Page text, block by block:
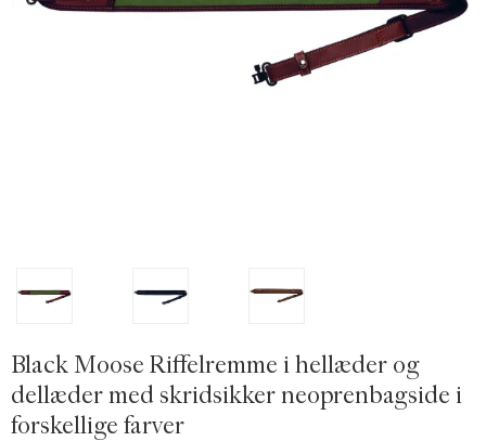
Black Moose Riffelremme i hellæder og
dellæder med skridsikker neoprenbagside i
forskellige farver